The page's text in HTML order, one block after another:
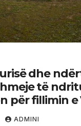
dhe
të
për fillimin
ADMINI